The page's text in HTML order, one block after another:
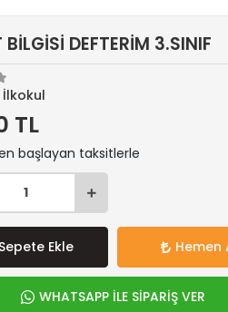
DEFTERİM 3.SINIF
İlkokul
TL
başlayan taksitlerle
Sepete Ekle Hemen
WHATSAPP İLE SİPARİŞ VER